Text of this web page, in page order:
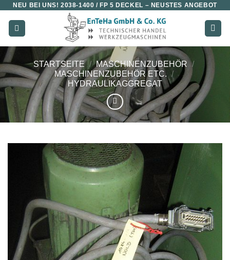
Zum
Inhalt
springen
NEU BEI UNS!2038-1400 / FP 5 DECKEL – NEUSTES ANGEBOT
STARTSEITE / MASCHINENZUBEHÖR /
MASCHINENZUBEHÖR ETC. /
HYDRAULIKAGGREGAT